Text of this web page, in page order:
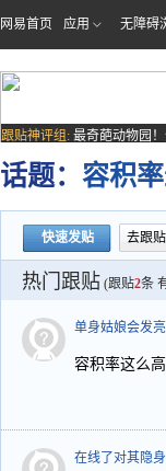
网易首页 应用 无障碍
跟贴神评组: 最奇葩动物园
场子
话题： 容积
快速发贴 去跟
热门跟贴 (跟贴2条
单身姑娘会发亮
容积率这么
在线了对其隐身